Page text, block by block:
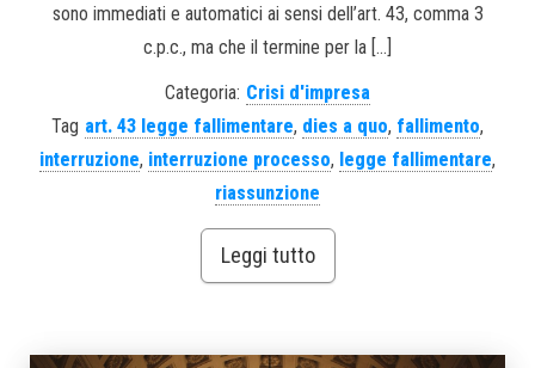
sono immediati e automatici ai sensi dell’art. 43, comma 3
c.p.c., ma che il termine per la […]
Categoria: Crisi d'impresa
Tag art. 43 legge fallimentare, dies a quo, fallimento,
interruzione, interruzione processo, legge fallimentare,
riassunzione
Leggi tutto